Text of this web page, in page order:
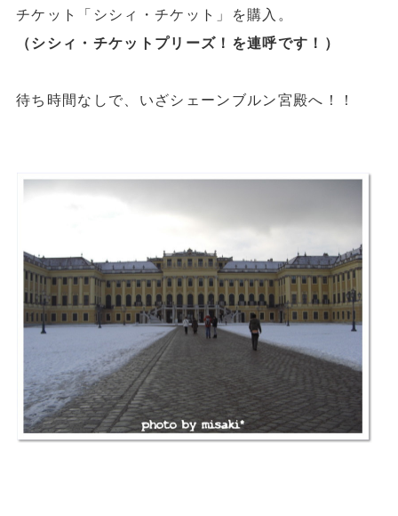
チケット 「シシィ・チケット」
を購入。
（シシィ・チケットプリーズ！を連呼です！）
待ち時間なしで、 いざシェーンブルン宮殿へ！！